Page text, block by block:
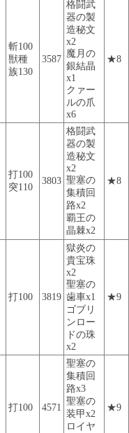
斬100
獣種
族130
3587
格闘武
器の製
造秘文
x2
魔月の
銀結晶
x1
クァー
ルの爪
x6
★8
打100
突110
3803
格闘武
器の製
造秘文
x2
聖塞の
集積回
路x2
覇王の
晶棘x2
★8
打100 3819
獄炎の
貴宝珠
x2
聖塞の
歯車x1
ゴブリ
ンロー
ドの珠
x2
★9
打100 4571
聖塞の
集積回
路x3
聖塞の
装甲x2
ロイヤ
★9